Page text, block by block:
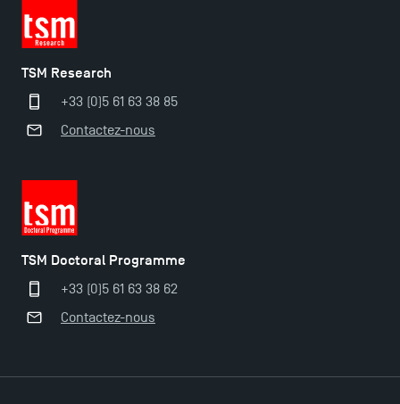
Ouverture des candidatures pour le Doctoral
Programme et le Master Finance en décembre
2025 !
2025
Trouvez votre Master pour l’année 2024-2025
Candidatez en Licence 2 et Licence 3 pour l’année
TSM Research
+33 (0)5 61 63 38 85
Contactez-nous
TSM Doctoral Programme
+33 (0)5 61 63 38 62
Contactez-nous